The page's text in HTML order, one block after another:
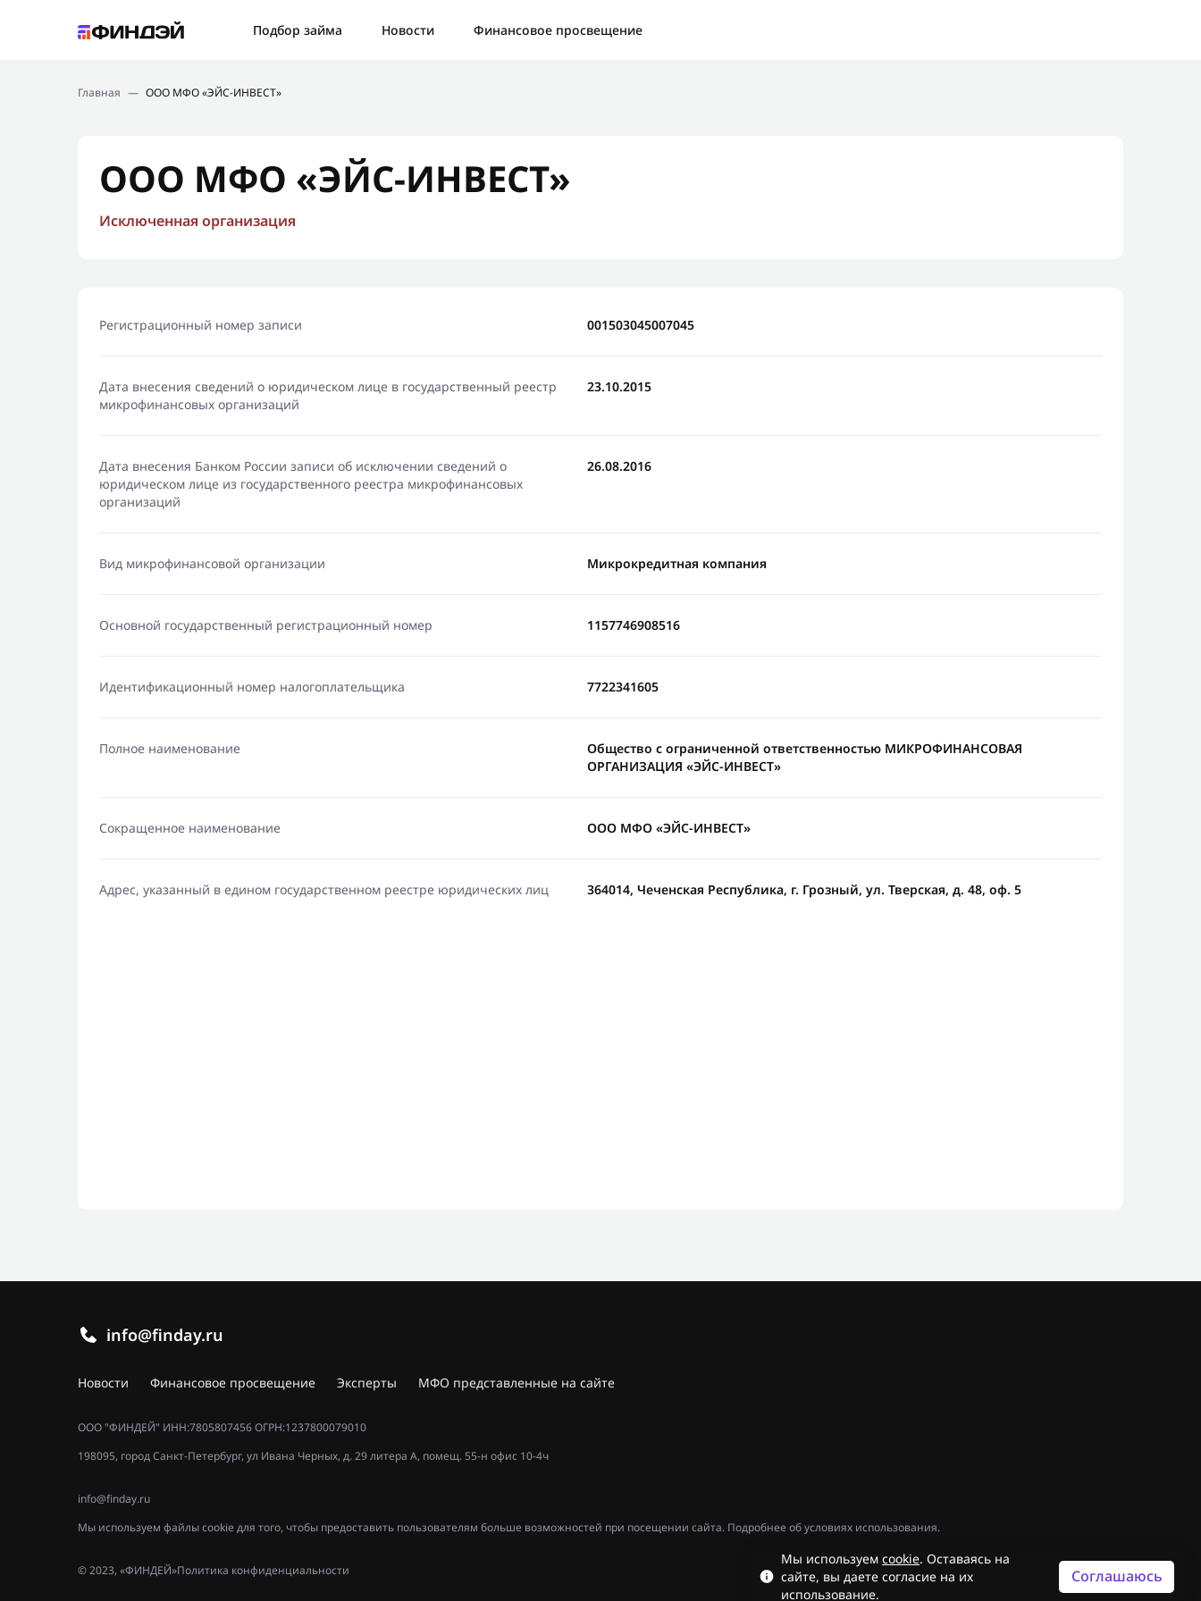
Подбор займа Новости
Финансовое просвещение
Новости
Главная — ООО МФО «ЭЙС-ИНВЕСТ»
ООО МФО «ЭЙС-ИНВЕСТ»
Исключенная организация
Регистрационный номер записи 001503045007045
Дата внесения сведений о юридическом лице в государственный реестр
микрофинансовых организаций
23.10.2015
Дата внесения Банком России записи об исключении сведений о
юридическом лице из государственного реестра микрофинансовых
организаций
26.08.2016
Вид микрофинансовой организации Микрокредитная компания
Основной государственный регистрационный номер 1157746908516
Идентификационный номер налогоплательщика 7722341605
Полное наименование
Общество с ограниченной ответственностью МИКРОФИНАНСОВАЯ
ОРГАНИЗАЦИЯ «ЭЙС-ИНВЕСТ»
Сокращенное наименование ООО МФО «ЭЙС-ИНВЕСТ»
Адрес, указанный в едином государственном реестре юридических лиц 364014, Чеченская Республика, г. Грозный, ул. Тверская, д. 48, оф. 5
info@finday.ru
Новости Финансовое просвещение Эксперты МФО представленные на сайте
ООО "ФИНДЕЙ" ИНН:7805807456 ОГРН:1237800079010
198095, город Санкт-Петербург, ул Ивана Черных, д. 29 литера А, помещ. 55-н офис 10-4ч
info@finday.ru
Мы используем файлы cookie для того, чтобы предоставить пользователям больше возможностей при посещении сайта. Подробнее об условиях использования.
Политика конфиденциальности
© 2023, «ФИНДЕЙ»
Мы используем cookie. Оставаясь на
сайте, вы даете согласие на их
использование.
Соглашаюсь
Ошибка: Контактная форма не найдена.
Отправить новый запрос